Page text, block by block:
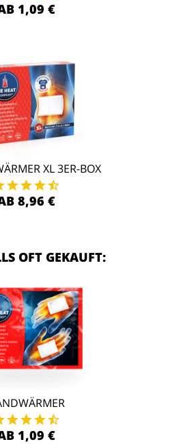
1,09 €
XL 3ER-BOX
8,96 €
OFT GEKAUFT:
1,09 €